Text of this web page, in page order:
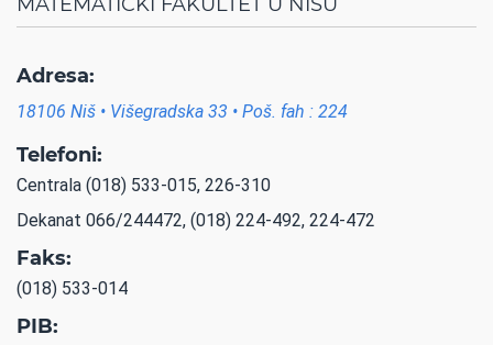
Adresa:
18106 Niš • Višegradska 33 • Poš. fah : 224
Telefoni:
Centrala (018) 533-015, 226-310
Dekanat 066/244472, (018) 224-492, 224-472
Faks:
(018) 533-014
PIB: